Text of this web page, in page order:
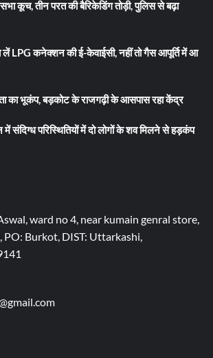
कूच, तीन परत की बैरिकेडिंग तोड़ी, पुलिस से बढ़ा
LPG कनेक्शन की ई-केवाईसी, नहीं तो गैस आपूर्ति में आ
का भूकंप, बड़कोट के राजगढ़ी के आसपास रहा केंद्र
संदिग्ध परिस्थितियों में दो लोगों के शव मिलने से हड़कंप
ward no 4, near kumain genral store,
PO: Burkot, DIST: Uttarkashi,